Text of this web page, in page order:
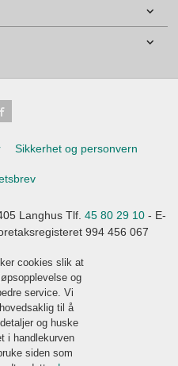
Sikkerhet og personvern
Langhus Tlf. 45 80 29 10- E-
994 456 067
cookies slik at
og
service. Vi
til å
og huske
i handlekurven
siden som